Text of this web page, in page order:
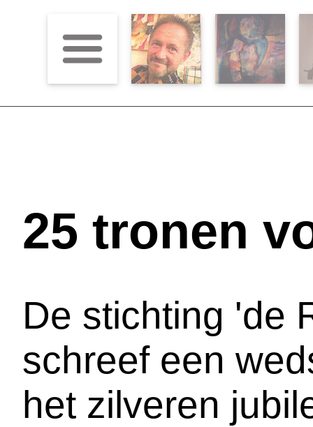
25 tronen
De stichting 'de
schreef een
het zilveren